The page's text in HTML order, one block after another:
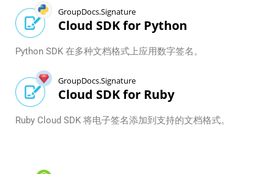
GroupDocs.Signature
Cloud SDK for Python
Python SDK 在多种文档格式上应用数字签名。
GroupDocs.Signature
Cloud SDK for Ruby
Ruby Cloud SDK 将电子签名添加到支持的文档格式。